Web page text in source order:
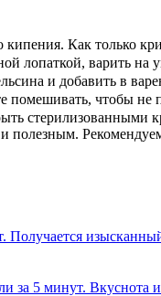
Как только
лопаткой, варить на
и добавить в
помешивать, чтобы не
полезным.
за 5 минут. Вкуснота